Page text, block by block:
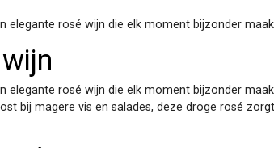
elegante rosé wijn die elk moment bijzonder
elegante rosé wijn die elk moment bijzonder
bij magere vis en salades, deze droge rosé